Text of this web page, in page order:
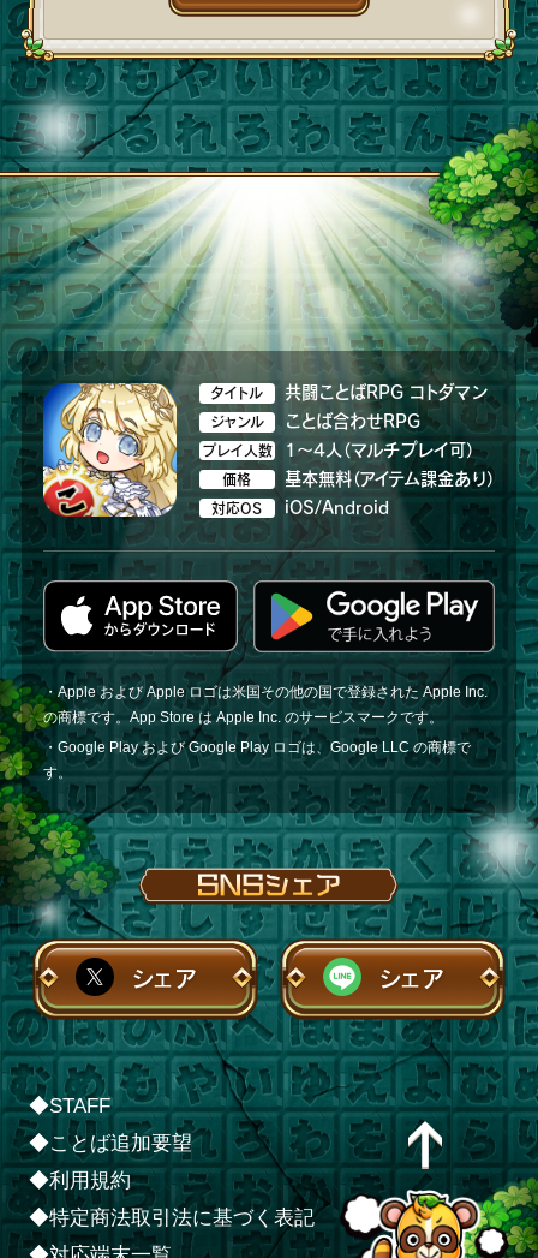
タイトル 共闘ことばRPG コトダマン
ジャンル ことば合わせRPG
プレイ人数 1～4人（マルチプレイ可）
価格 基本無料（アイテム課金あり）
対応OS iOS/Android
・Apple および Apple ロゴは米国その他の国で登録された Apple Inc.
の商標です。App Store は Apple Inc. のサービスマークです。
・Google Play および Google Play ロゴは、Google LLC の商標で
す。
シェア シェア
◆STAFF
◆ことば追加要望
◆利用規約
◆特定商法取引法に基づく表記